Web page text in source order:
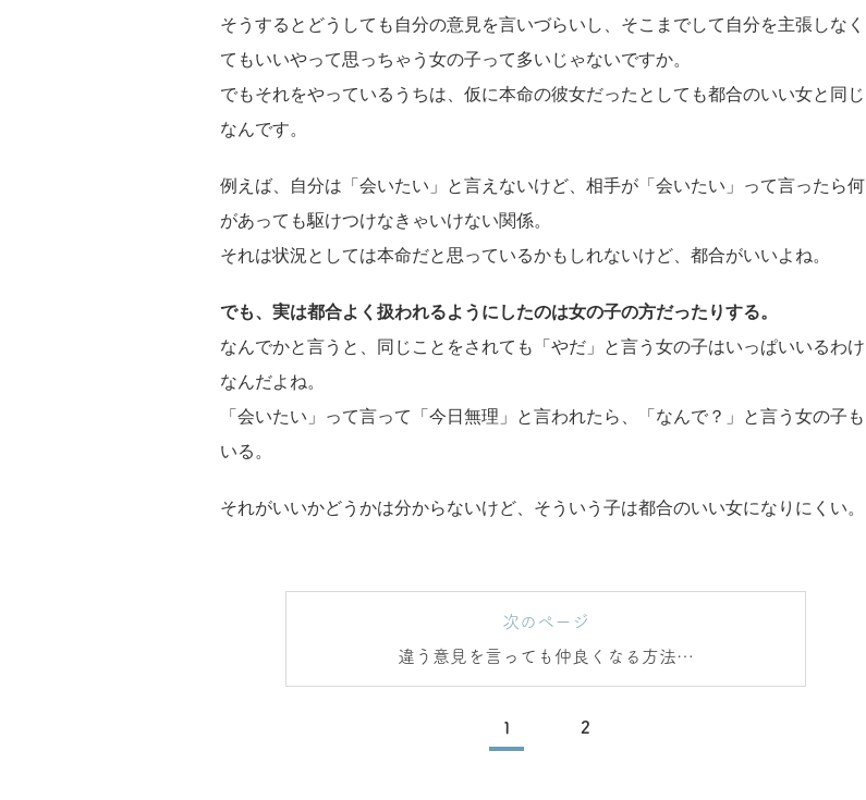
そうするとどうしても自分の意見を言いづらいし、そこまでして自分を主張しなく
てもいいやって思っちゃう女の子って多いじゃないですか。
でもそれをやっているうちは、仮に本命の彼女だったとしても都合のいい女と同じ
なんです。
例えば、自分は「会いたい」と言えないけど、相手が「会いたい」って言ったら何
があっても駆けつけなきゃいけない関係。
それは状況としては本命だと思っているかもしれないけど、都合がいいよね。
でも、実は都合よく扱われるようにしたのは女の子の方だったりする。
なんでかと言うと、同じことをされても「やだ」と言う女の子はいっぱいいるわけ
なんだよね。
「会いたい」って言って「今日無理」と言われたら、「なんで？」と言う女の子も
いる。
それがいいかどうかは分からないけど、そういう子は都合のいい女になりにくい。
次のページ
違う意見を言っても仲良くなる方法は
ある
1 2